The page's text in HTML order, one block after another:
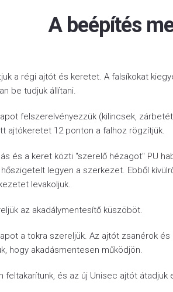
A beépítés
a régi ajtót és keretet. A falsíkokat
be tudjuk állítani.
felszerelvényezzük (kilincsek,
ajtókeretet 12 ponton a falhoz rögzítjük.
és a keret közti "szerelő hézagot" PU
legyen a szerkezet. Ebből
levakoljuk.
az akadálymentesítő küszöböt.
a tokra szereljük. Az ajtót zsanérok
hogy akadásmentesen működjön.
feltakarítunk, és az új Unisec ajtót